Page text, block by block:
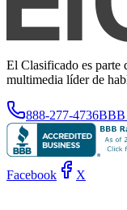
El Clasificado es parte
multimedia líder de
888-277-4736BBB
Facebook X